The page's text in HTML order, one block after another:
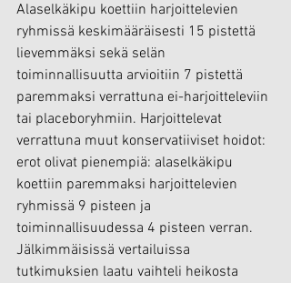
Alaselkäkipu koettiin harjoittelevien
ryhmissä keskimääräisesti 15 pistettä
lievemmäksi sekä selän
toiminnallisuutta arvioitiin 7 pistettä
paremmaksi verrattuna ei-harjoitteleviin
tai placeboryhmiin. Harjoittelevat
verrattuna muut konservatiiviset hoidot:
erot olivat pienempiä: alaselkäkipu
koettiin paremmaksi harjoittelevien
ryhmissä 9 pisteen ja
toiminnallisuudessa 4 pisteen verran.
Jälkimmäisissä vertailuissa
tutkimuksien laatu vaihteli heikosta